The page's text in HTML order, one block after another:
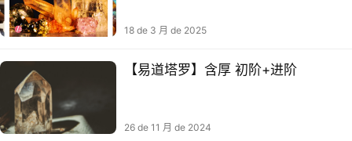
18 de 3 月 de 2025
【易道塔罗】含厚 初阶+进阶
26 de 11 月 de 2024